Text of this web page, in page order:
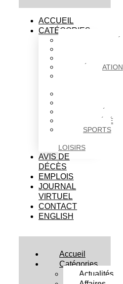
ACCUEIL
CATÉGORIES
ÉDUCATION
SOCIÉTÉ
SPORTS
LOISIRS
AVIS DE
DÉCÈS
EMPLOIS
JOURNAL
VIRTUEL
CONTACT
ENGLISH
Accueil
Catégories
Actualités